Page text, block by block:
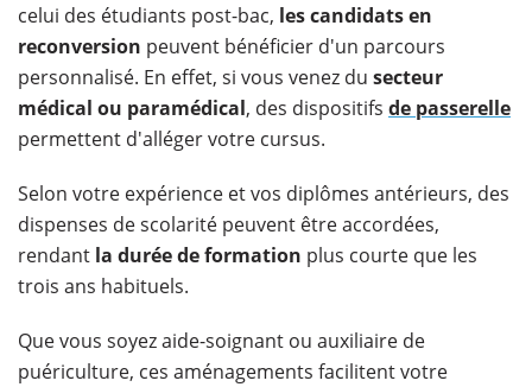
celui des étudiants post-bac, les candidats en
reconversion peuvent bénéficier d'un parcours
personnalisé. En effet, si vous venez du secteur
médical ou paramédical, des dispositifs de passerelle
permettent d'alléger votre cursus.
Selon votre expérience et vos diplômes antérieurs, des
dispenses de scolarité peuvent être accordées,
rendant la durée de formation plus courte que les
trois ans habituels.
Que vous soyez aide-soignant ou auxiliaire de
puériculture, ces aménagements facilitent votre